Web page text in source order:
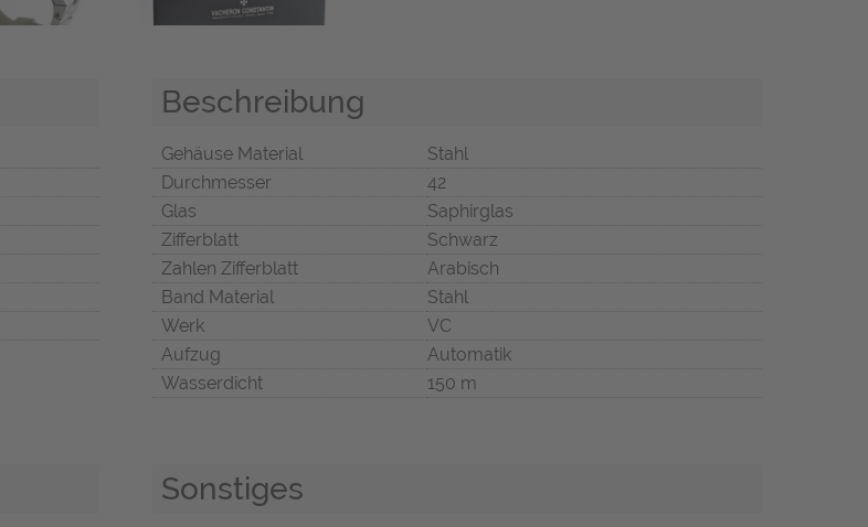
Beschreibung
Gehäuse Material
Stahl
Durchmesser
42
Glas
Saphirglas
Zifferblatt
Schwarz
Zahlen Zifferblatt
Arabisch
Band Material
Stahl
Werk
VC
Aufzug
Automatik
Wasserdicht
150 m
Sonstiges